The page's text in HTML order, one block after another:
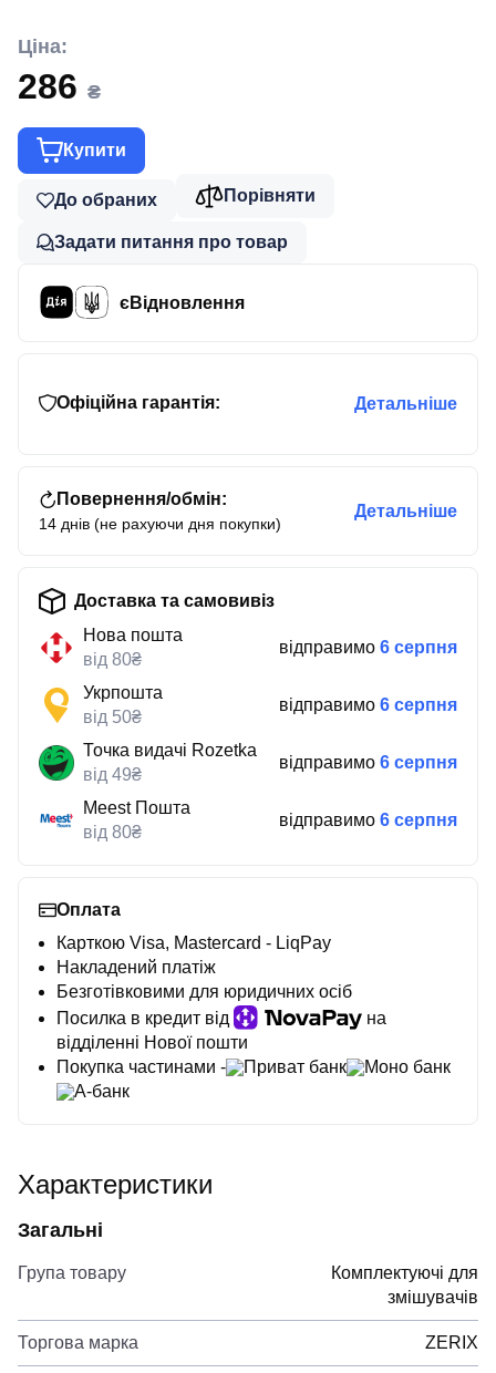
Ціна:
286 ₴
Купити
До обраних Порівняти
Задати питання про товар
єВідновлення
Офіційна гарантія: Детальніше
Повернення/обмін:
14 днів (не рахуючи дня покупки)
Детальніше
Доставка та самовивіз
Нова пошта
від 80₴
відправимо 6 серпня
Укрпошта
від 50₴
відправимо 6 серпня
Точка видачі Rozetka
від 49₴
відправимо 6 серпня
Meest Пошта
від 80₴
відправимо 6 серпня
Оплата
Карткою Visa, Mastercard - LiqPay
Накладений платіж
Безготівковими для юридичних осіб
Посилка в кредит від
на
відділенні Нової пошти
Покупка частинами -
Приват банк
Моно банк
А-банк
Характеристики
Загальні
Група товару
Комплектуючі для
змішувачів
Торгова марка ZERIX